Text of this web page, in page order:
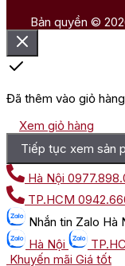
Bản quyền ©
Đã thêm vào giỏ
Xem giỏ hàng
Tiếp tục xem sản
Hà Nội
TP.HCM
Nhắn tin Zalo Hà
Hà Nội
Khuyến mãi Giá tốt